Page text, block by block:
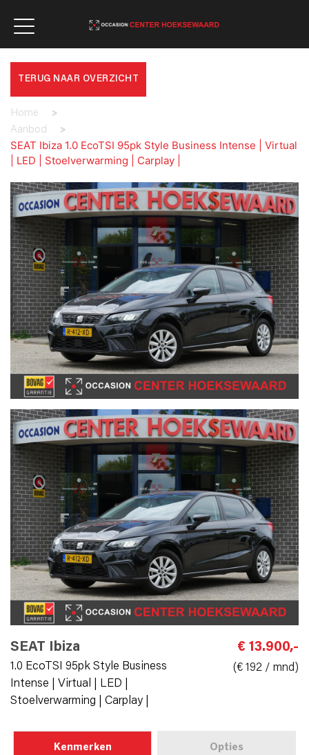
TERUG NAAR OVERZICHT
Home
>
Aanbod
>
SEAT Ibiza 1.0 EcoTSI 95pk Style Business Intense | Virtual
| LED | Stoelverwarming | Carplay |
SEAT Ibiza
1.0 EcoTSI 95pk Style Business
Intense | Virtual | LED |
Stoelverwarming | Carplay |
€ 13.900,-
(€ 192 / mnd)
Kenmerken Opties